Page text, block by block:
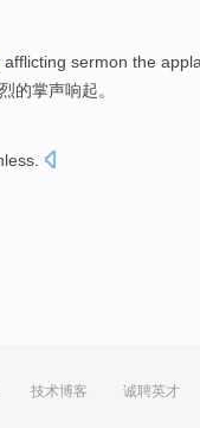
afflicting sermon the
的掌声响起。
技术博客 诚聘英才